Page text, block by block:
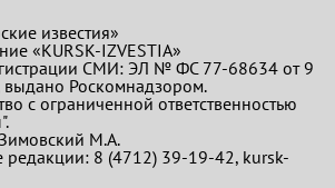
известия»
«KURSK-IZVESTIA»
СМИ: ЭЛ № ФС 77-68634 от 9
выдано Роскомнадзором.
с ограниченной ответственностью
М.А.
редакции: 8 (4712) 39-19-42, kursk-